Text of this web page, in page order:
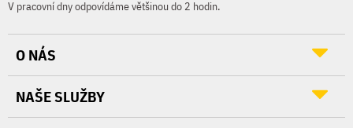
V pracovní dny odpovídáme většinou do 2 hodin.
O NÁS
NAŠE SLUŽBY